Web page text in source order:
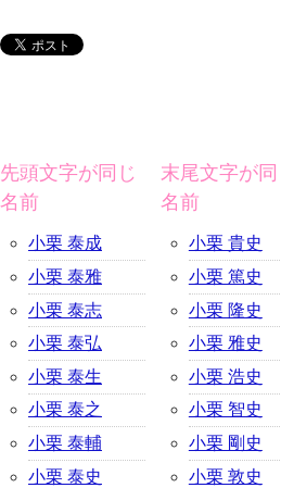
先頭文字が同じ
名前
小栗 泰成
小栗 泰雅
小栗 泰志
小栗 泰弘
小栗 泰生
小栗 泰之
小栗 泰輔
小栗 泰史
末尾文字が同
名前
小栗 貴史
小栗 篤史
小栗 隆史
小栗 雅史
小栗 浩史
小栗 智史
小栗 剛史
小栗 敦史